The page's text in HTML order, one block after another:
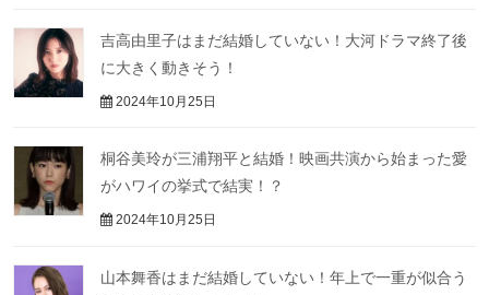
吉高由里子はまだ結婚していない！大河ドラマ終了後
に大きく動きそう！
2024年10月25日
桐谷美玲が三浦翔平と結婚！映画共演から始まった愛
がハワイの挙式で結実！？
2024年10月25日
山本舞香はまだ結婚していない！年上で一重が似合う